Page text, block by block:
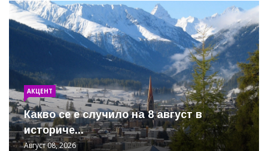
АКЦЕНТ
Какво се е случило на 8 август в
историче...
Август 08, 2026